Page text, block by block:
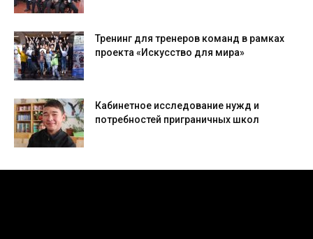
Тренинг для тренеров команд в рамках
проекта «Искусство для мира»
Кабинетное исследование нужд и
потребностей приграничных школ